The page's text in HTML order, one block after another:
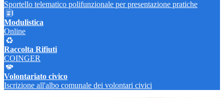
Sportello telematico polifunzionale per presentazione pratiche
Modulistica
Online
Raccolta Rifiuti
COINGER
Volontariato civico
Iscrizione all'albo comunale dei volontari civici